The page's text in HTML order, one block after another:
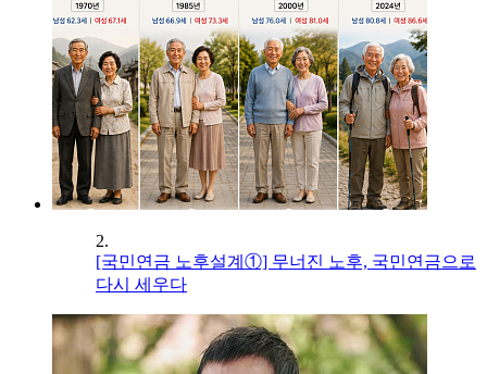
2.
[국민연금 노후설계①] 무너진 노후, 국민연금으로
다시 세우다